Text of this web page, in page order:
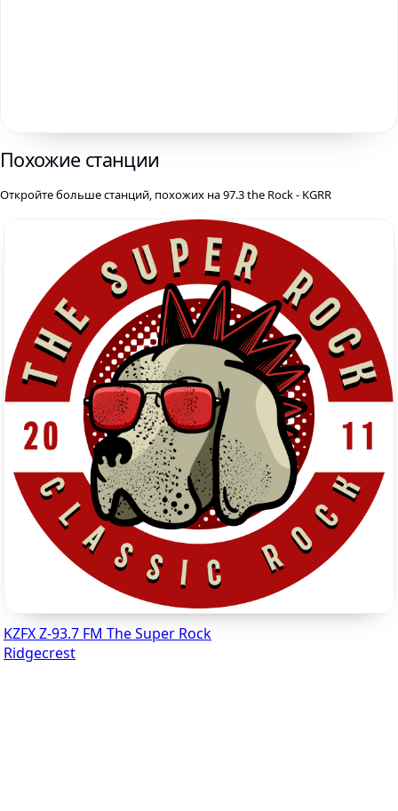
Похожие станции
Откройте больше станций, похожих на 97.3 the Rock - KGRR
KZFX Z-93.7 FM The Super Rock
Ridgecrest